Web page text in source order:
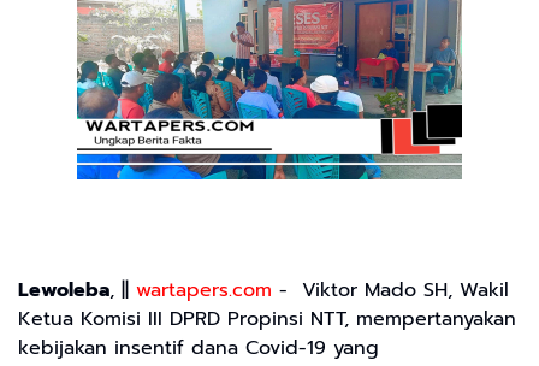
Lewoleba, || wartapers.com - Viktor Mado SH, Wakil
Ketua Komisi III DPRD Propinsi NTT, mempertanyakan
kebijakan insentif dana Covid-19 yang